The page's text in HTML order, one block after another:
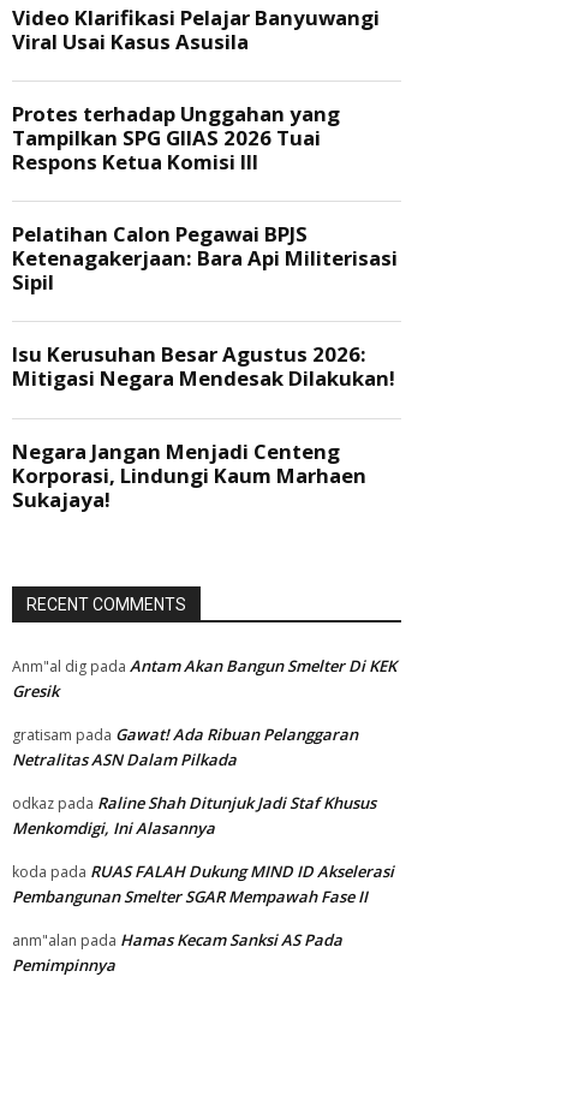
RECENT COMMENTS
Anm"al dig pada Antam Akan Bangun Smelter Di KEK
Gresik
gratisam pada Gawat! Ada Ribuan Pelanggaran
Netralitas ASN Dalam Pilkada
odkaz pada Raline Shah Ditunjuk Jadi Staf Khusus
Menkomdigi, Ini Alasannya
koda pada RUAS FALAH Dukung MIND ID Akselerasi
Pembangunan Smelter SGAR Mempawah Fase II
anm"alan pada Hamas Kecam Sanksi AS Pada
Pemimpinnya